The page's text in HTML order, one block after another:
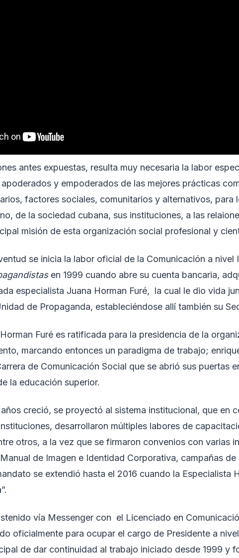
antes expuestas, resulta muy necesaria la labor
y empoderados de las mejores prácticas
factores sociales, comunitarios y alternativos,
de la sociedad cubana, sus instituciones, a las
misión de esta organización social profesional y
se inicia la labor oficial de la Comunicación a
en 1999 cuando abre su cuenta bancaria,
especialista Juana Horman Furé, la cual le dio vida
de Propaganda, estableciéndose allí también su
Furé es ratificada para la presidencia de la
marcando entonces un paradigma de trabajo;
de Comunicación Social que se abrió sus
la educación superior.
años creció, se proyectó al sistema institucional, que
desarrollaron múltiples labores de
otros, a la vez que se firmaron convenios con varias
de Imagen e Identidad Corporativa, campañas
se extendió hasta el 2016 cuando la Especialista
vía Messenger con el Licenciado en
oficialmente para ocupar el cargo de Presidente a
de dar continuidad al trabajo iniciado desde 1999